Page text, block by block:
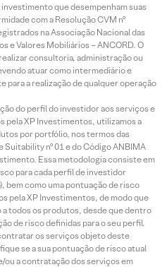
que desempenham suas
com a Resolução CVM nº
na Associação Nacional das
e Valores Mobiliários – ANCORD. O
consultoria, administração ou
atuar como intermediário e
a realização de qualquer operação
do perfil do investidor aos serviços e
XP Investimentos, utilizamos a
por portfólio, nos termos das
nº 01 e do Código ANBIMA
Essa metodologia consiste em
para cada perfil de investidor
bem como uma pontuação de risco
pela XP Investimentos, de modo que
todos os produtos, desde que dentro
de risco definidas para o seu perfil.
os serviços objeto deste
se a sua pontuação de risco atual
ou a contratação dos serviços em